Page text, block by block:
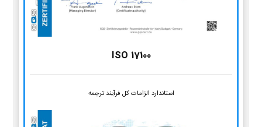
ISO 17100
استاندارد الزامات کل فرآیند ترجمه